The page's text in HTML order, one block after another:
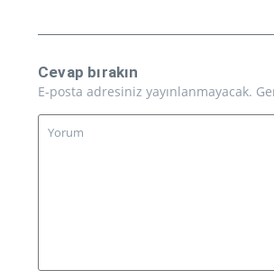
Cevap bırakın
E-posta adresiniz yayınlanmayacak.